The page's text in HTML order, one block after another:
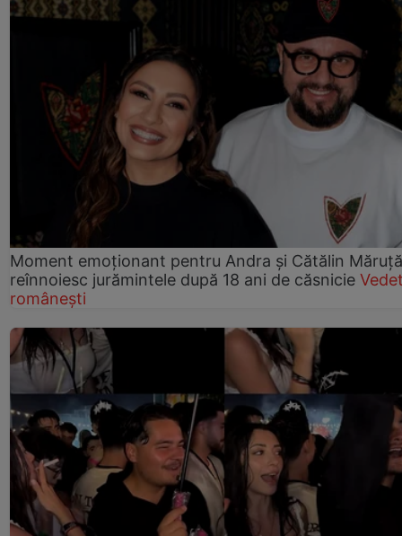
Moment emoționant pentru Andra și Cătălin
reînnoiesc jurămintele după 18 ani de căsnicie
românești